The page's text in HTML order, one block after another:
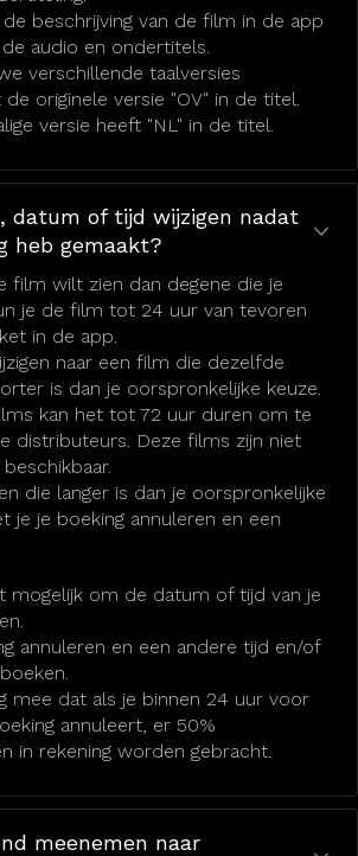
beschrijving van de film in de app
audio en ondertitels.
verschillende taalversies
originele versie "OV" in de titel.
versie heeft "NL" in de titel.
datum of tijd wijzigen nadat
heb gemaakt?
film wilt zien dan degene die je
je de film tot 24 uur van tevoren
in de app.
naar een film die dezelfde
is dan je oorspronkelijke keuze.
kan het tot 72 uur duren om te
distributeurs. Deze films zijn niet
die langer is dan je oorspronkelijke
je je boeking annuleren en een
mogelijk om de datum of tijd van je
annuleren en een andere tijd en/of
mee dat als je binnen 24 uur voor
annuleert, er 50%
in rekening worden gebracht.
meenemen naar